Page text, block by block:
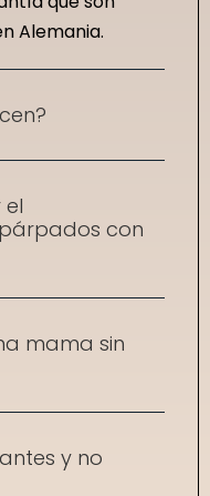
Alemania.
con
mama sin
y no